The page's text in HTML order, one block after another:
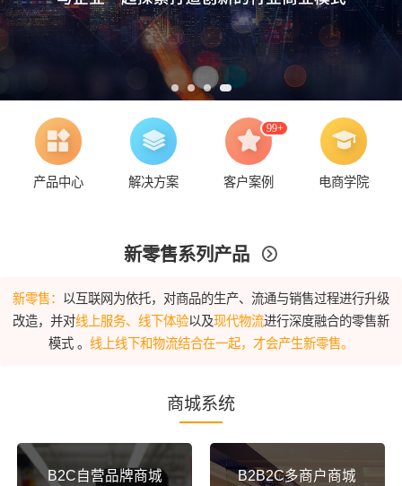

产品中心

解决方案
 99+
客户案例

电商学院
新零售系列产品 
新零售： 以互联网为依托，对商品的生产、流通与销售过程进行升级
改造，并对线上服务、线下体验以及现代物流进行深度融合的零售新
模式 。 线上线下和物流结合在一起，才会产生新零售。
商城系统
B2C自营品牌商城 B2B2C多商户商城